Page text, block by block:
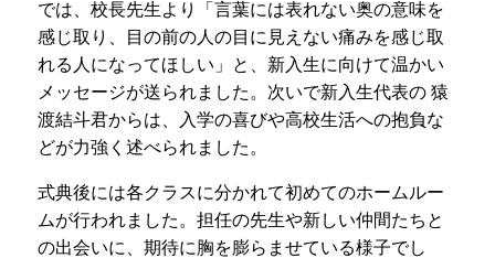
では、校長先生より
「言葉には表れない奥の意味を
感じ取り、目の前の人の目に見えない痛みを感じ取
れる人になってほしい」
と、新入生に向けて温かい
メッセージが送られました。次いで新入生代表の 猿
渡結斗君からは、入学の喜びや高校生活への抱負な
どが力強く述べられました。
式典後には各クラスに分かれて初めてのホームルー
ムが行われました。担任の先生や新しい仲間たちと
の出会いに、期待に胸を膨らませている様子でし
サイトマップ
受験生の方へ
在校生の方へ
保護者の方へ